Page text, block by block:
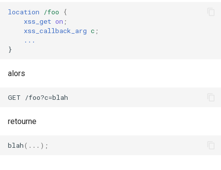
jwt
kafka
location /foo
{
xss_get on ;
xss_callback_arg c ;
...
}
alors
retourne
blah(...);